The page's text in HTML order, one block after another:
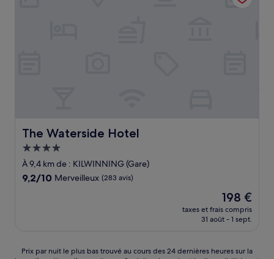
The Waterside Hotel
The Waterside Hotel
Hébergement
4.0 étoiles
À 9,4 km de : KILWINNING (Gare)
9.2
9,2/10 Merveilleux (283 avis)
Le
nouveau
prix
198 €
198 €
taxes et frais compris
31 août - 1 sept.
Prix
Prix par nuit le plus bas trouvé au cours des 24 dernières heures sur la